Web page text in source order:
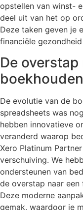
opstellen van winst-
deel uit van het op
Deze taken geven je
financiële
De
boekhouden
De evolutie van de
spreadsheets was
hebben innovatieve
veranderd waarop
Xero Platinum
verschuiving. We
ondersteunen van
de overstap naar
Deze moderne
gemak, waardoor je